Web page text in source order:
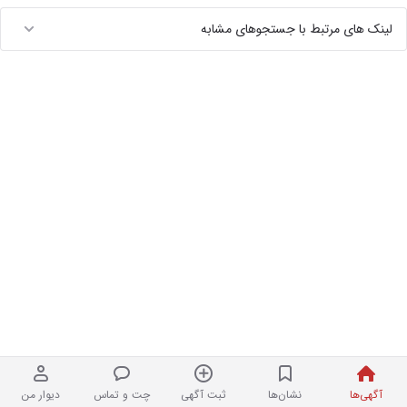
آگهی‌ها نشان‌ها ثبت آگهی چت و تماس دیوار من
لینک های مرتبط با جستجوهای مشابه